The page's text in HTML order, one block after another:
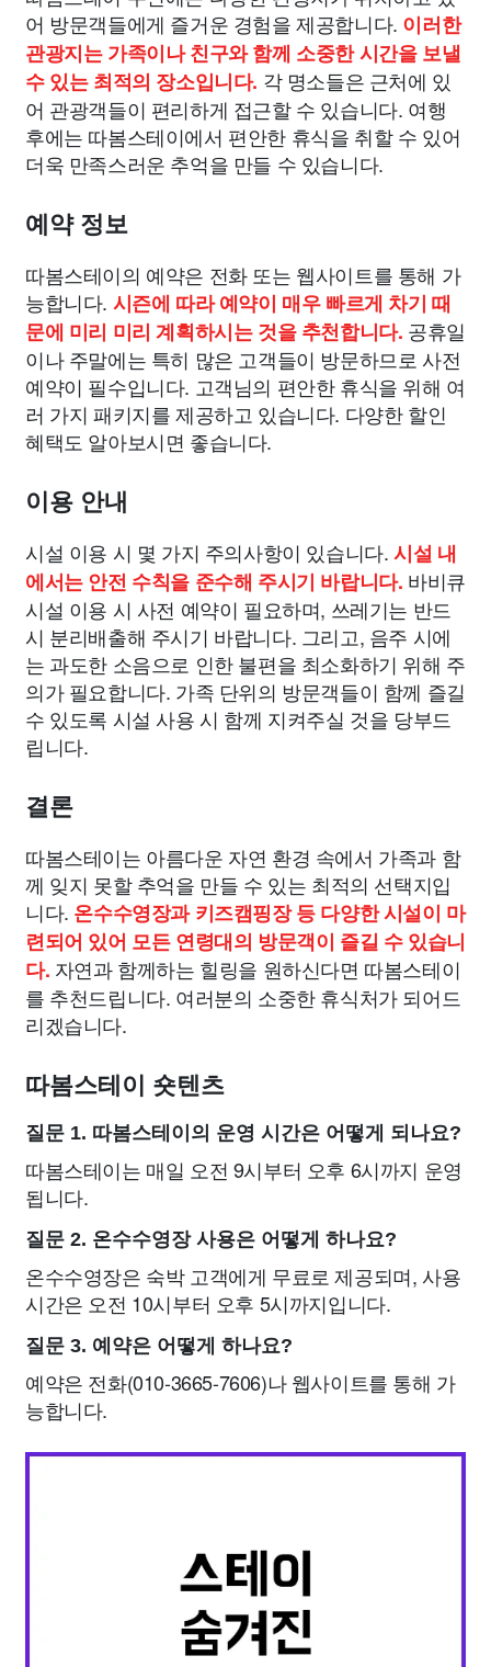
어 방문객들에게 즐거운 경험을 제공합니다. 이러한
관광지는 가족이나 친구와 함께 소중한 시간을 보낼
수 있는 최적의 장소입니다. 각 명소들은 근처에 있
어 관광객들이 편리하게 접근할 수 있습니다. 여행
후에는 따봄스테이에서 편안한 휴식을 취할 수 있어
더욱 만족스러운 추억을 만들 수 있습니다.
예약 정보
따봄스테이의 예약은 전화 또는 웹사이트를 통해 가
능합니다. 시즌에 따라 예약이 매우 빠르게 차기 때
문에 미리 미리 계획하시는 것을 추천합니다. 공휴일
이나 주말에는 특히 많은 고객들이 방문하므로 사전
예약이 필수입니다. 고객님의 편안한 휴식을 위해 여
러 가지 패키지를 제공하고 있습니다. 다양한 할인
혜택도 알아보시면 좋습니다.
이용 안내
시설 이용 시 몇 가지 주의사항이 있습니다.시설 내
에서는 안전 수칙을 준수해 주시기 바랍니다. 바비큐
시설 이용 시 사전 예약이 필요하며, 쓰레기는 반드
시 분리배출해 주시기 바랍니다. 그리고, 음주 시에
는 과도한 소음으로 인한 불편을 최소화하기 위해 주
의가 필요합니다. 가족 단위의 방문객들이 함께 즐길
수 있도록 시설 사용 시 함께 지켜주실 것을 당부드
립니다.
결론
따봄스테이는 아름다운 자연 환경 속에서 가족과 함
께 잊지 못할 추억을 만들 수 있는 최적의 선택지입
니다. 온수수영장과 키즈캠핑장 등 다양한 시설이 마
련되어 있어 모든 연령대의 방문객이 즐길 수 있습니
다. 자연과 함께하는 힐링을 원하신다면 따봄스테이
를 추천드립니다. 여러분의 소중한 휴식처가 되어드
리겠습니다.
따봄스테이 숏텐츠
질문 1. 따봄스테이의 운영 시간은 어떻게 되나요?
따봄스테이는 매일 오전 9시부터 오후 6시까지 운영
됩니다.
질문 2. 온수수영장 사용은 어떻게 하나요?
온수수영장은 숙박 고객에게 무료로 제공되며, 사용
시간은 오전 10시부터 오후 5시까지입니다.
질문 3. 예약은 어떻게 하나요?
예약은 전화(010-3665-7606)나 웹사이트를 통해 가
능합니다.